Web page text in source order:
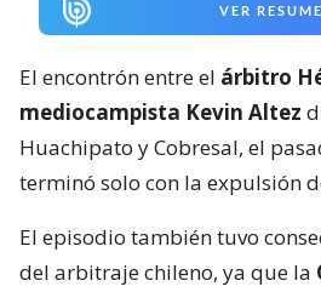
VER
El encontrón entre el árbitro
mediocampista Kevin Altez
Huachipato y Cobresal, el
terminó solo con la expulsión
El episodio también tuvo
del arbitraje chileno, ya que la